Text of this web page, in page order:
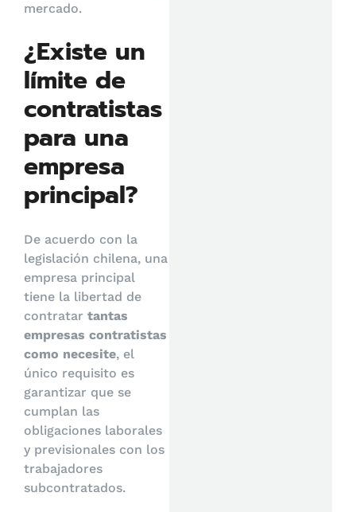
mercado.
¿Existe un
límite de
contratistas
para una
empresa
principal?
De acuerdo con la
legislación chilena, una
empresa principal
tiene la libertad de
contratar tantas
empresas contratistas
como necesite, el
único requisito es
garantizar que se
cumplan las
obligaciones laborales
y previsionales con los
trabajadores
subcontratados.